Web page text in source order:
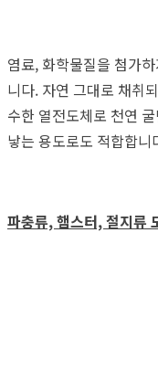
염료, 화학물질을 첨가
니다. 자연 그대로 채취
수한 열전도체로 천연
낳는 용도로도 적합합니
파충류, 햄스터, 절지류